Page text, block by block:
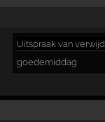
Uitspraak van
goedemiddag